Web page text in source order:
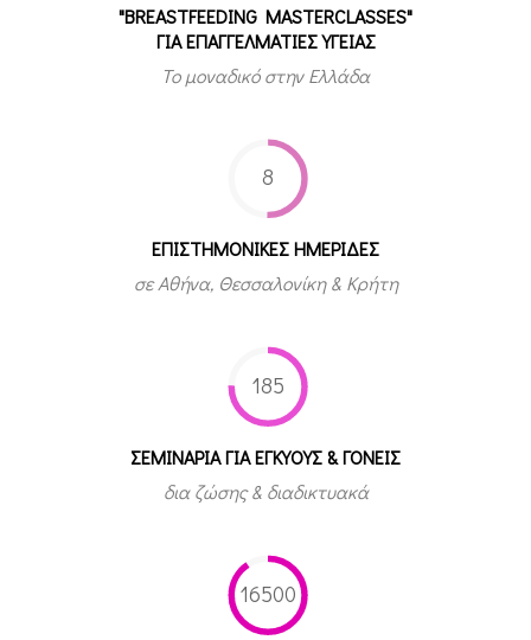
"BREASTFEEDING MASTERCLASSES"
ΓΙΑ ΕΠΑΓΓΕΛΜΑΤΙΕΣ ΥΓΕΙΑΣ
Το μοναδικό στην Ελλάδα
8
ΕΠΙΣΤΗΜΟΝΙΚΕΣ ΗΜΕΡΙΔΕΣ
σε Αθήνα, Θεσσαλονίκη & Κρήτη
185
ΣΕΜΙΝΑΡΙΑ ΓΙΑ ΕΓΚΥΟΥΣ & ΓΟΝΕΙΣ
δια ζώσης & διαδικτυακά
16500